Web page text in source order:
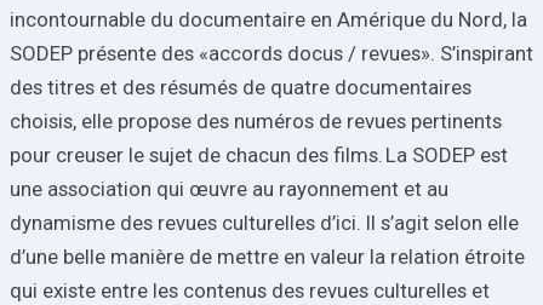
incontournable du documentaire en Amérique du Nord, la
SODEP présente des «accords docus / revues». S’inspirant
des titres et des résumés de quatre documentaires
choisis, elle propose des numéros de revues pertinents
pour creuser le sujet de chacun des films. La SODEP est
une association qui œuvre au rayonnement et au
dynamisme des revues culturelles d’ici. Il s’agit selon elle
d’une belle manière de mettre en valeur la relation étroite
qui existe entre les contenus des revues culturelles et